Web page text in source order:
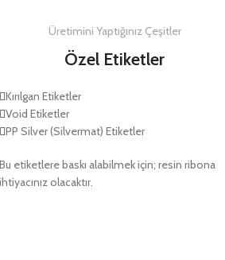
Üretimini Yaptığınız Çeşitler
Özel Etiketler
Kırılgan Etiketler
Void Etiketler
PP Silver (Silvermat) Etiketler
Bu etiketlere baskı alabilmek için; resin ribona
ihtiyacınız olacaktır.